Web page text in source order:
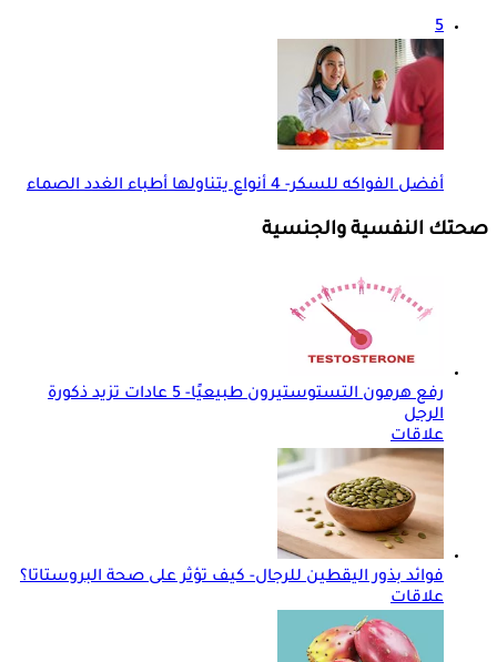
5
أفضل الفواكه للسكر- 4 أنواع يتناولها أطباء الغدد الصماء
صحتك النفسية والجنسية
رفع هرمون التستوستيرون طبيعيًا- 5 عادات تزيد ذكورة
الرجل
علاقات
فوائد بذور اليقطين للرجال- كيف تؤثر على صحة البروستاتا؟
علاقات